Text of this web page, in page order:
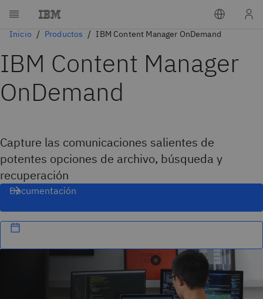
Inicio Productos IBM Content Manager OnDemand
IBM Content Manager
OnDemand
Capture las comunicaciones salientes de
potentes opciones de archivo, búsqueda y
recuperación
Documentación